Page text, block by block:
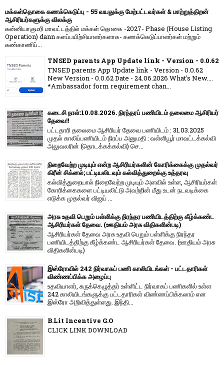
மக்கள்தொகை கணக்கெடுப்பு - 55 வயதுக்கு மேற்பட்டவர்கள் & மாற்றுத்திறன்
ஆசிரியர்களுக்கு விலக்கு
கன்னியாகுமரி மாவட்டத்தில் மக்கள் தொகை -2027- Phase (House Listing
Operation) dann களப்பயிற்சியாளர்களாக- கணக்கெடுப்பாளர்கள் மற்றும்
கண்காணிப்...
TNSED parents App Update link - Version - 0.0.62
TNSED parents App Update link - Version - 0.0.62
New Version - 0.0.62 Date - 24.06.2026 What's New....
*Ambassador form requirement chan...
கடைசி நாள்:10.08.2026. நிரந்தரப் பணியிடம் தலைமை ஆசிரியர்
தேவை!!
பட்டதாரி தலைமை ஆசிரியர் தேவை பணியிடம் : 31.03.2025
முதல் காலிப்பணியிடம் நிரப்ப அனுமதி : வள்ளியூர் மாவட்டக்கல்வி
அலுவலரின் (தொடக்கக்கல்வி) செ...
நிறைவேற்ற முடியும் என்ற ஆசிரியர்களின் கோரிக்கைக்கு முதல்வர்
கிரீன் சிக்னல்; பட்டியலிடவும் கல்வித்துறைக்கு உத்தரவு
கல்வித்துறையால் நிறைவேற்ற முடியும் அளவில் உள்ள, ஆசிரியர்கள்
கோரிக்கைகளை பட்டியலிட்டு அவற்றின் மீது உடன் நடவடிக்கை
எடுக்க முதல்வர் விஜய் ...
அரசு உதவி பெறும் பள்ளிக்கு நிரந்தர பணியிடத்திற்கு கீழ்க்கண்ட
ஆசிரியர்கள் தேவை. (ஊதியம் அரசு விதிகளின்படி)
ஆசிரியர்கள் தேவை அரசு உதவி பெறும் பள்ளிக்கு நிரந்தர
பணியிடத்திற்கு கீழ்க்கண்ட ஆசிரியர்கள் தேவை. (ஊதியம் அரசு
விதிகளின்படி)
இஸ்ரோவில் 242 நிர்வாகப் பணி காலியிடங்கள் - பட்டதாரிகள்
விண்ணப்பிக்க அழைப்பு
உதவியாளர், சுருக்கெழுத்தர் உள்ளிட்ட நிர்வாகப் பணிகளில் உள்ள
242 காலியிடங்களுக்கு பட்டதாரிகள் விண்ணப்பிக்கலாம் என
இஸ்ரோ அறிவித்துள்ளது. இந்தி...
B.Lit Incentive G.O
CLICK LINK DOWNLOAD